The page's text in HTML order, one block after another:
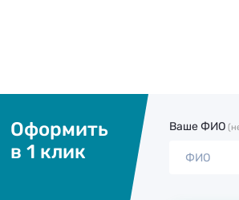
Оформить
в 1 клик
Ваше ФИО